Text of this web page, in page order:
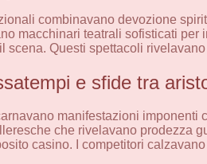
combinavano devozione
macchinari teatrali sofisticati
scena. Questi spettacoli
e sfide tra
manifestazioni
che rivelavano prodezza
casino. I competitori